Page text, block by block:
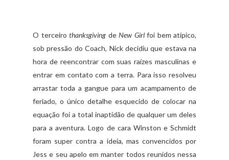
O terceiro thanksgiving de New Girlfoi bem atípico,
sob pressão do Coach, Nick decidiu que estava na
hora de reencontrar com suas raízes masculinas e
entrar em contato com a terra. Para isso resolveu
arrastar toda a gangue para um acampamento de
feriado, o único detalhe esquecido de colocar na
equação foi a total inaptidão de qualquer um deles
para a aventura. Logo de cara Winston e Schmidt
foram super contra a ideia, mas convencidos por
Jess e seu apelo em manter todos reunidos nessa